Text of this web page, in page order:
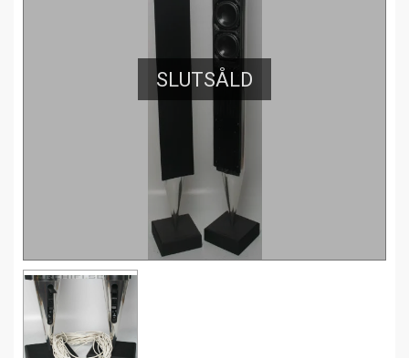
SLUTSÅLD